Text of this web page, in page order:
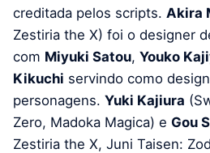
creditada pelos scripts. Akira
Zestiria the X) foi o designer
com Miyuki Satou, Youko
Kikuchi servindo como
personagens. Yuki Kajiura
Zero, Madoka Magica) e Gou
Zestiria the X, Juni Taisen: